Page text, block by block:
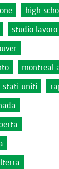
high
studio
montreal
stati uniti